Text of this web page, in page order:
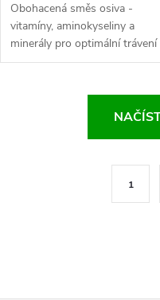
Obohacená směs osiva -
vitamíny, aminokyseliny a
minerály pro optimální trávení
funkci střev
1